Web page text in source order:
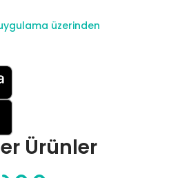
üzerinden
Ürünler